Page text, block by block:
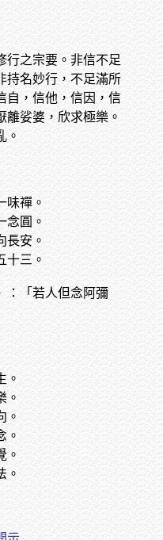
行之宗要。非信不足
持名妙行，不足滿所
，信他，信因，信
離娑婆，欣求極樂。
。
味禪。
念圓。
長安。
十三。
：「若人但念阿彌
。
。
。
。
。
。